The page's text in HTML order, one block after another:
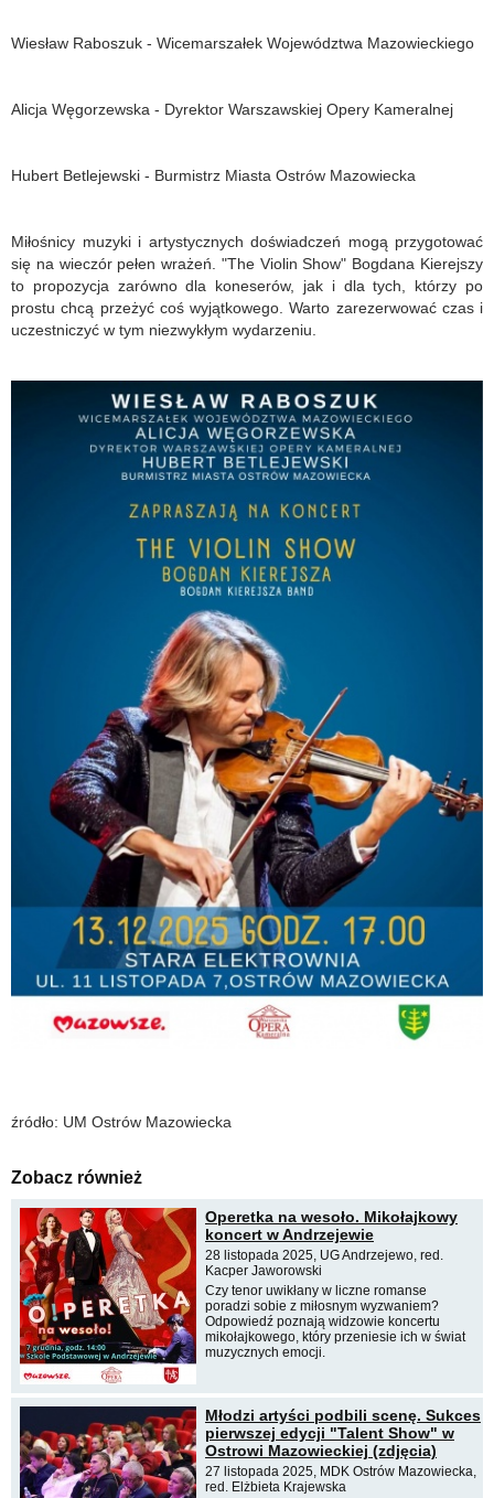
Wiesław Raboszuk - Wicemarszałek Województwa Mazowieckiego
Alicja Węgorzewska - Dyrektor Warszawskiej Opery Kameralnej
Hubert Betlejewski - Burmistrz Miasta Ostrów Mazowiecka
Miłośnicy muzyki i artystycznych doświadczeń mogą przygotować
się na wieczór pełen wrażeń. "The Violin Show" Bogdana Kierejszy
to propozycja zarówno dla koneserów, jak i dla tych, którzy po
prostu chcą przeżyć coś wyjątkowego. Warto zarezerwować czas i
uczestniczyć w tym niezwykłym wydarzeniu.
źródło: UM Ostrów Mazowiecka
Zobacz również
Operetka na wesoło. Mikołajkowy
koncert w Andrzejewie
28 listopada 2025, UG Andrzejewo, red.
Kacper Jaworowski
Czy tenor uwikłany w liczne romanse
poradzi sobie z miłosnym wyzwaniem?
Odpowiedź poznają widzowie koncertu
mikołajkowego, który przeniesie ich w świat
muzycznych emocji.
Młodzi artyści podbili scenę. Sukces
pierwszej edycji "Talent Show" w
Ostrowi Mazowieckiej (zdjęcia)
27 listopada 2025, MDK Ostrów Mazowiecka,
red. Elżbieta Krajewska